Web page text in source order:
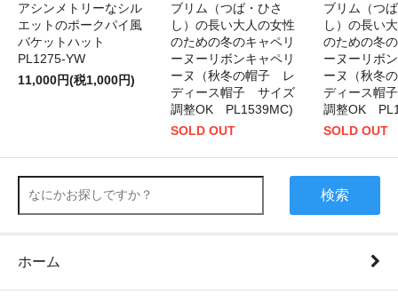
アシンメトリーなシル
エットのポークパイ風
バケットハット
PL1275-YW
11,000円(税1,000円)
ブリム（つば・ひさ
し）の長い大人の女性
のための冬のキャペリ
ーヌーリボンキャペリ
ーヌ（秋冬の帽子 レ
ディース帽子 サイズ
調整OK PL1539MC)
SOLD OUT
ブリム（つ
し）の長い
のための冬
ーヌーリボ
ーヌ（秋冬
ディース帽
調整OK
SOLD OUT
検索
ホーム